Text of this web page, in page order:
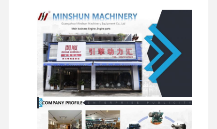
공장 투어 품질 관리 저희와 연락 뉴스
사건
퍼킨스 엔진
회전 부 분배기
밸브
여행용 모
터 어셈블
리
섀시 구성 요소 및
기타 액세서리